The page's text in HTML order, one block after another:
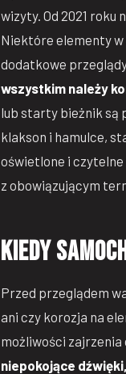
wizyty. Od 2021
Niektóre elementy
dodatkowe
wszystkim należy
lub starty bieżnik są
klakson i hamulce,
oświetlone i
z obowiązującym
Kiedy
Przed przeglądem
ani czy korozja na
możliwości zajrzenia
niepokojące